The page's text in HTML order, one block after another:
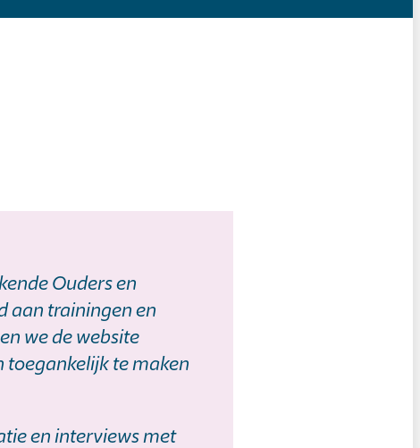
Ouders en
aan trainingen en
we de website
te maken
en interviews met